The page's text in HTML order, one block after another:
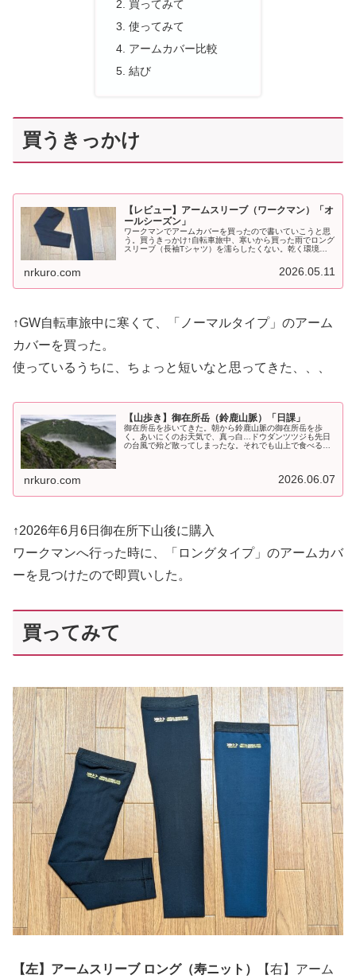
買ってみて
使ってみて
アームカバー比較
結び
買うきっかけ
【レビュー】アームスリーブ（ワークマン）「オ
ールシーズン」
ワークマンでアームカバーを買ったので書いていこうと思
う。買うきっかけ↑自転車旅中、寒いから買った雨でロング
スリーブ（長袖Tシャツ）を濡らしたくない。乾く環境が
nrkuro.com 2026.05.11
↑GW自転車旅中に寒くて、「ノーマルタイプ」のアーム
カバーを買った。
使っているうちに、ちょっと短いなと思ってきた、、、
【山歩き】御在所岳（鈴鹿山脈）「日課」
御在所岳を歩いてきた。朝から鈴鹿山脈の御在所岳を歩
く。あいにくのお天気で、真っ白…ドウダンツツジも先日
の台風で殆ど散ってしまったな。それでも山上で食べるカ
nrkuro.com 2026.06.07
↑2026年6月6日御在所下山後に購入
ワークマンへ行った時に、「ロングタイプ」のアームカバ
ーを見つけたので即買いした。
買ってみて
【左】アームスリーブ ロング（寿ニット） 【右】アーム